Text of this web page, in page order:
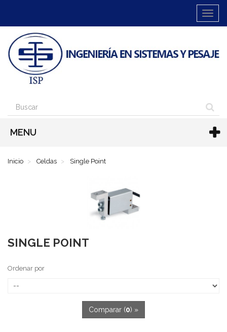
MENU
Inicio Celdas Single Point
SINGLE POINT
Ordenar por
Comparar (0) »